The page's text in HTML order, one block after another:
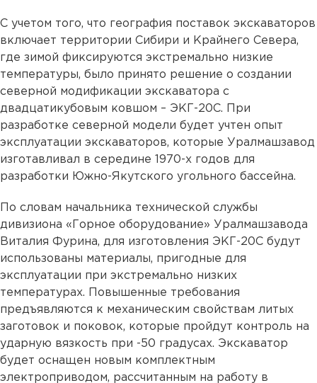
С учетом того, что география поставок экскаваторов
включает территории Сибири и Крайнего Севера,
где зимой фиксируются экстремально низкие
температуры, было принято решение о создании
северной модификации экскаватора с
двадцатикубовым ковшом – ЭКГ-20С. При
разработке северной модели будет учтен опыт
эксплуатации экскаваторов, которые Уралмашзавод
изготавливал в середине 1970-х годов для
разработки Южно-Якутского угольного бассейна.
По словам начальника технической службы
дивизиона «Горное оборудование» Уралмашзавода
Виталия Фурина, для изготовления ЭКГ-20С будут
использованы материалы, пригодные для
эксплуатации при экстремально низких
температурах. Повышенные требования
предъявляются к механическим свойствам литых
заготовок и поковок, которые пройдут контроль на
ударную вязкость при -50 градусах. Экскаватор
будет оснащен новым комплектным
электроприводом, рассчитанным на работу в